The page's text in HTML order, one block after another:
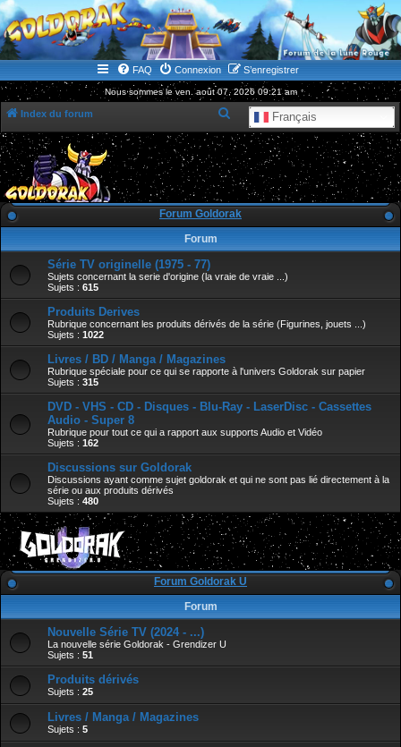
WWW.GOLDORAKGO.COM
le site de la Lune Rouge
FAQ Connexion S’enregistrer
Nous sommes le ven. août 07, 2026 09:21 am
Index du forum Français
e
c
h
r
Forum Goldorak
Forum
Série TV originelle (1975 - 77)
Sujets concernant la serie d'origine (la vraie de vraie ...)
Sujets : 615
Produits Derives
Rubrique concernant les produits dérivés de la série (Figurines, jouets ...)
Sujets : 1022
Livres / BD / Manga / Magazines
Rubrique spéciale pour ce qui se rapporte à l'univers Goldorak sur papier
Sujets : 315
DVD - VHS - CD - Disques - Blu-Ray - LaserDisc - Cassettes
Audio - Super 8
Rubrique pour tout ce qui a rapport aux supports Audio et Vidéo
Sujets : 162
Discussions sur Goldorak
Discussions ayant comme sujet goldorak et qui ne sont pas lié directement à la
série ou aux produits dérivés
Sujets : 480
Forum Goldorak U
Forum
Nouvelle Série TV (2024 - ...)
La nouvelle série Goldorak - Grendizer U
Sujets : 51
Produits dérivés
Sujets : 25
Livres / Manga / Magazines
Sujets : 5